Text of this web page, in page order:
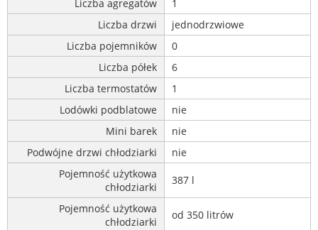
Liczba agregatów
1
Liczba drzwi
jednodrzwiowe
Liczba pojemników
0
Liczba półek
6
Liczba termostatów
1
Lodówki podblatowe
nie
Mini barek
nie
Podwójne drzwi chłodziarki
nie
Pojemność użytkowa
chłodziarki
387 l
Pojemność użytkowa
chłodziarki
od 350 litrów